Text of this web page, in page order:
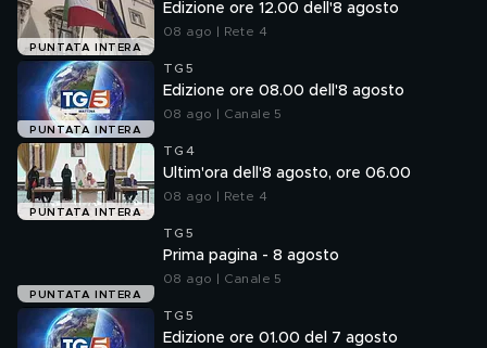
PUNTATA INTERA
Edizione ore 12.00 dell'8 agosto
08 ago | Rete 4
PUNTATA INTERA
TG5
Edizione ore 08.00 dell'8 agosto
08 ago | Canale 5
PUNTATA INTERA
TG4
Ultim'ora dell'8 agosto, ore 06.00
08 ago | Rete 4
PUNTATA INTERA
TG5
Prima pagina - 8 agosto
08 ago | Canale 5
TG5
Edizione ore 01.00 del 7 agosto